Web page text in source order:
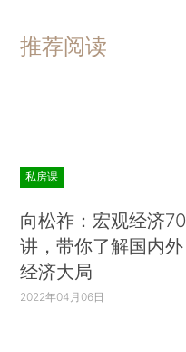
推荐阅读
私房课
向松祚：宏观经济70
讲，带你了解国内外
经济大局
2022年04月06日